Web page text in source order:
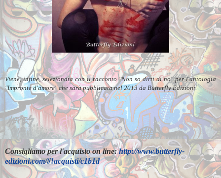
Viene, infine, selezionata con il racconto "Non so dirti di no" per l'antologia
"Impronte d'amore" che sarà pubblicata nel 2013 da Butterfly Edizioni.
Consigliamo per l'acquisto on line:http://www.butterfly-
edizioni.com/#!acquisti/c1b1d